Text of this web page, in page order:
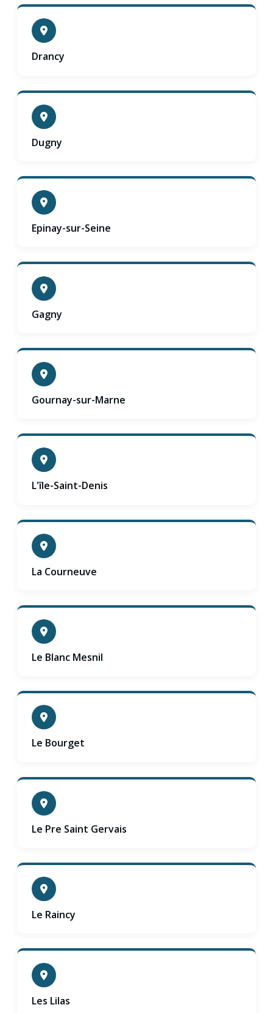
Drancy
Dugny
Epinay-sur-Seine
Gagny
Gournay-sur-Marne
L'île-Saint-Denis
La Courneuve
Le Blanc Mesnil
Le Bourget
Le Pre Saint Gervais
Le Raincy
Les Lilas